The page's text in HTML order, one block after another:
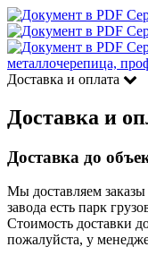
металлочерепица,
Доставка и оплата
Доставка и
Доставка до
Мы доставляем
завода есть парк
Стоимость доставки
пожалуйста, у